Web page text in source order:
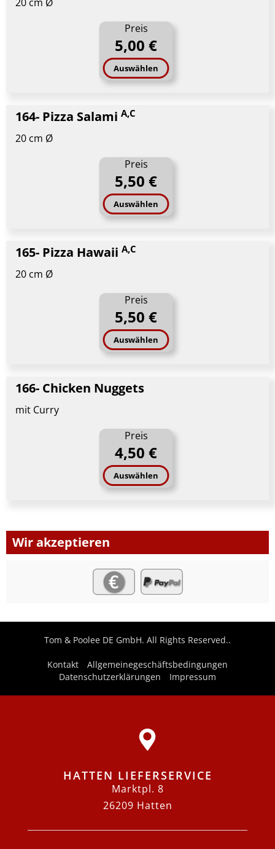
Preis
5,00 €
Auswählen
164- Pizza Salami A,C
20 cm Ø
Preis
5,50 €
Auswählen
165- Pizza Hawaii A,C
20 cm Ø
Preis
5,50 €
Auswählen
166- Chicken Nuggets
mit Curry
Preis
4,50 €
Auswählen
Wir akzeptieren
Tom & Poolee DE GmbH. All Rights Reserved..
Kontakt
Allgemeinegeschäftsbedingungen
Datenschutzerklärungen
Impressum
HATTEN LIEFERSERVICE
Marktpl. 8
26209 Hatten